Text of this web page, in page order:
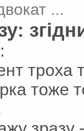
...
троха
тоже